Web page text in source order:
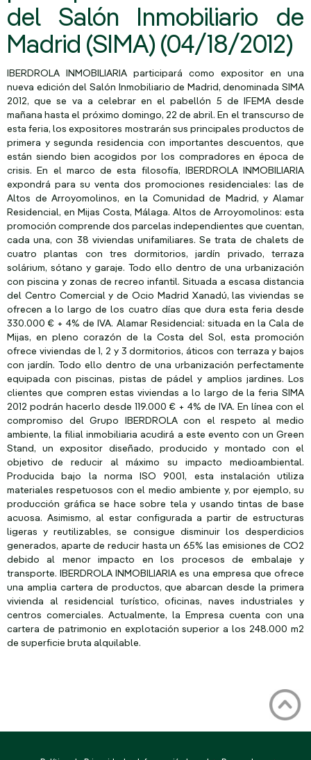
del Salón Inmobiliario de
Madrid (SIMA) (04/18/2012)
IBERDROLA INMOBILIARIA participará como expositor en una
nueva edición del Salón Inmobiliario de Madrid, denominada SIMA
2012, que se va a celebrar en el pabellón 5 de IFEMA desde
mañana hasta el próximo domingo, 22 de abril. En el transcurso de
esta feria, los expositores mostrarán sus principales productos de
primera y segunda residencia con importantes descuentos, que
están siendo bien acogidos por los compradores en época de
crisis. En el marco de esta filosofía, IBERDROLA INMOBILIARIA
expondrá para su venta dos promociones residenciales: las de
Altos de Arroyomolinos, en la Comunidad de Madrid, y Alamar
Residencial, en Mijas Costa, Málaga. Altos de Arroyomolinos: esta
promoción comprende dos parcelas independientes que cuentan,
cada una, con 38 viviendas unifamiliares. Se trata de chalets de
cuatro plantas con tres dormitorios, jardín privado, terraza
solárium, sótano y garaje. Todo ello dentro de una urbanización
con piscina y zonas de recreo infantil. Situada a escasa distancia
del Centro Comercial y de Ocio Madrid Xanadú, las viviendas se
ofrecen a lo largo de los cuatro días que dura esta feria desde
330.000 € + 4% de IVA. Alamar Residencial: situada en la Cala de
Mijas, en pleno corazón de la Costa del Sol, esta promoción
ofrece viviendas de 1, 2 y 3 dormitorios, áticos con terraza y bajos
con jardín. Todo ello dentro de una urbanización perfectamente
equipada con piscinas, pistas de pádel y amplios jardines. Los
clientes que compren estas viviendas a lo largo de la feria SIMA
2012 podrán hacerlo desde 119.000 € + 4% de IVA. En línea con el
compromiso del Grupo IBERDROLA con el respeto al medio
ambiente, la filial inmobiliaria acudirá a este evento con un Green
Stand, un expositor diseñado, producido y montado con el
objetivo de reducir al máximo su impacto medioambiental.
Producida bajo la norma ISO 9001, esta instalación utiliza
materiales respetuosos con el medio ambiente y, por ejemplo, su
producción gráfica se hace sobre tela y usando tintas de base
acuosa. Asimismo, al estar configurada a partir de estructuras
ligeras y reutilizables, se consigue disminuir los desperdicios
generados, aparte de reducir hasta un 65% las emisiones de CO2
debido al menor impacto en los procesos de embalaje y
transporte. IBERDROLA INMOBILIARIA es una empresa que ofrece
una amplia cartera de productos, que abarcan desde la primera
vivienda al residencial turístico, oficinas, naves industriales y
centros comerciales. Actualmente, la Empresa cuenta con una
cartera de patrimonio en explotación superior a los 248.000 m2
de superficie bruta alquilable.